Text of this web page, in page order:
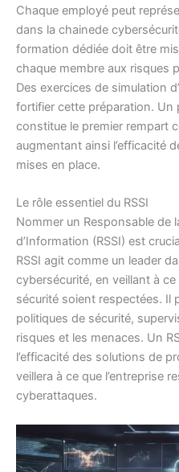
Chaque employé peut
dans la chainede
formation dédiée doit être
chaque membre aux risques
Des exercices de simulation
fortifier cette préparation.
constitue le premier rempart
augmentant ainsi l’efficacité
mises en place.
Le rôle essentiel du RSSI
Nommer un Responsable de
d’Information (RSSI) est
RSSI agit comme un leader
cybersécurité, en veillant à
sécurité soient respectées. Il
politiques de sécurité,
risques et les menaces. Un
l’efficacité des solutions de
veillera à ce que l’entreprise
cyberattaques.